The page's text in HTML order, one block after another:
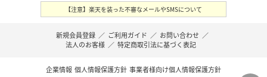
【注意】楽天を装った不審なメールやSMSについて
新規会員登録 ／ ご利用ガイド ／ お問い合わせ ／
法人のお客様 ／ 特定商取引法に基づく表記
企業情報 個人情報保護方針 事業者様向け個人情報保護方針